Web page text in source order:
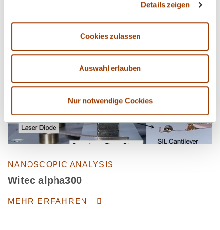
Details zeigen
Cookies zulassen
Auswahl erlauben
Nur notwendige Cookies
NANOSCOPIC ANALYSIS
Witec alpha300
MEHR ERFAHREN